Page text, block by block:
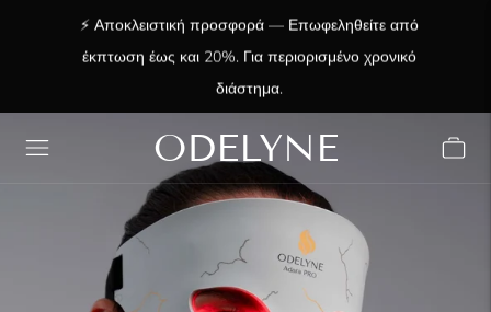
✨ +15.000 ευχαριστημένοι πελάτες! Σας
ευχαριστούμε που είστε μαζί μας!
⚡ Αποκλειστική προσφορά — Επωφεληθείτε από
έκπτωση έως και 20%. Για περιορισμένο χρονικό
διάστημα.
ODELYNE